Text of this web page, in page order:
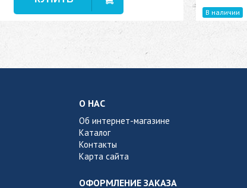
В наличии
О НАС
Об интернет-магазине
Каталог
Контакты
Карта сайта
ОФОРМЛЕНИЕ ЗАКАЗА